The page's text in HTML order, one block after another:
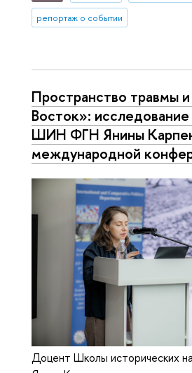
репортаж о событии
Пространство травмы
Восток»:
ШИН ФГН Янины
международной
Доцент Школы исторических